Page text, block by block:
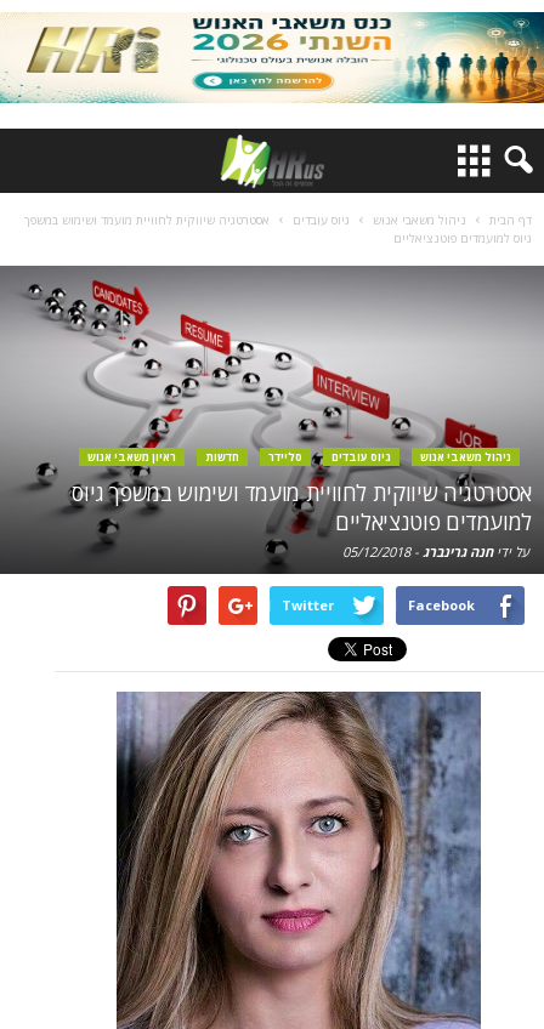
דף הבית ניהול משאבי אנוש גיוס עובדים
אסטרטגיה שיווקית לחוויית מועמד ושימוש במשפך
גיוס למועמדים פוטנציאליים
ניהול משאבי אנוש גיוס עובדים סליידר חדשות ראיון משאבי אנוש
אסטרטגיה שיווקית לחוויית מועמד ושימוש במשפך גיוס
למועמדים פוטנציאליים
על ידיחנה גרינברג -
05/12/2018
Facebook
Twitter